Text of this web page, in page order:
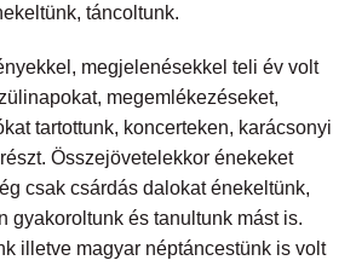
táncoltunk.
megjelenésekkel teli év volt
megemlékezéseket,
tartottunk, koncerteken, karácsonyi
Összejövetelekkor énekeket
csak csárdás dalokat énekeltünk,
gyakoroltunk és tanultunk mást is.
illetve magyar néptáncestünk is volt